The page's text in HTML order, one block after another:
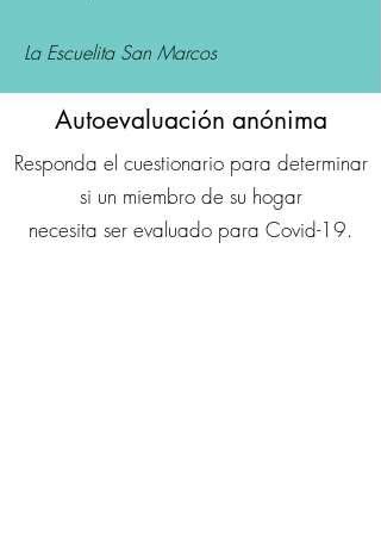
La Escuelita San Marcos
Autoevaluación anónima
Responda el cuestionario para determinar
si un miembro de su hogar
necesita ser evaluado para Covid-19.